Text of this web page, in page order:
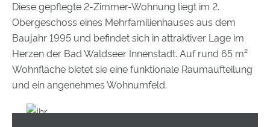
Diese gepflegte 2-Zimmer-Wohnung liegt im 2.
Obergeschoss eines Mehrfamilienhauses aus dem
Baujahr 1995 und befindet sich in attraktiver Lage im
Herzen der Bad Waldseer Innenstadt. Auf rund 65 m²
Wohnfläche bietet sie eine funktionale Raumaufteilung
und ein angenehmes Wohnumfeld.
Die Wohnung befindet sich in einem sehr ordentlichen